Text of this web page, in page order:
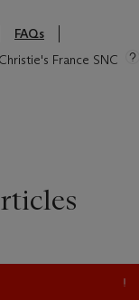
FAQs
France SNC